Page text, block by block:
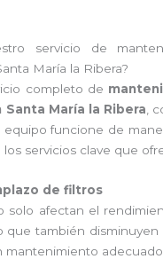
servicio de
María la Ribera?
completo de
María la Ribera ,
funcione de
los servicios clave que
de filtros
solo afectan el
que también disminuyen
mantenimiento